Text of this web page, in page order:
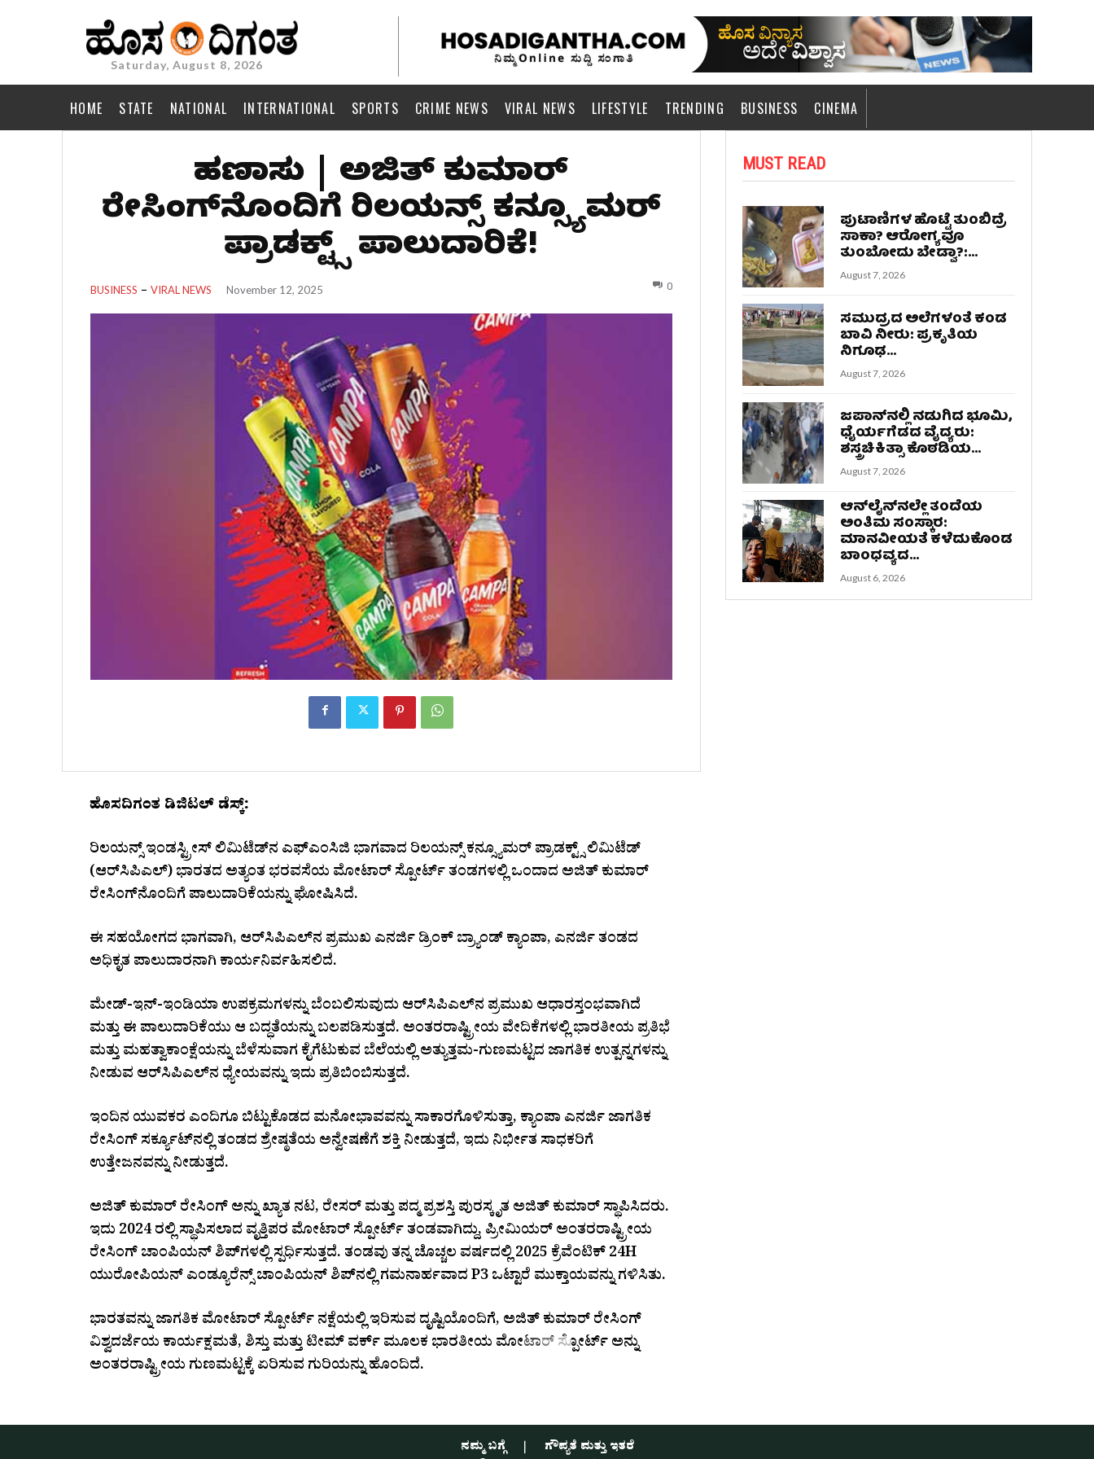
Saturday, August 8, 2026
HOME STATE NATIONAL INTERNATIONAL SPORTS CRIME NEWS VIRAL NEWS LIFESTYLE TRENDING BUSINESS CINEMA
ಹಣಕಾಸು | ಅಜಿತ್ ಕುಮಾರ್
ರೇಸಿಂಗ್‌ನೊಂದಿಗೆ ರಿಲಯನ್ಸ್ ಕನ್ಸ್ಯೂಮರ್
ಪ್ರಾಡಕ್ಟ್ಸ್ ಪಾಲುದಾರಿಕೆ!
BUSINESS VIRAL NEWS November 12, 2025 0
ಹೊಸದಿಗಂತ ಡಿಜಿಟಲ್ ಡೆಸ್ಕ್:
ರಿಲಯನ್ಸ್ ಇಂಡಸ್ಟ್ರೀಸ್ ಲಿಮಿಟೆಡ್‌ನ ಎಫ್‌ಎಂಸಿಜಿ ಭಾಗವಾದ ರಿಲಯನ್ಸ್ ಕನ್ಸ್ಯೂಮರ್ ಪ್ರಾಡಕ್ಟ್ಸ್ ಲಿಮಿಟೆಡ್
(ಆರ್‌ಸಿಪಿಎಲ್) ಭಾರತದ ಅತ್ಯಂತ ಭರವಸೆಯ ಮೋಟಾರ್ ಸ್ಪೋರ್ಟ್ ತಂಡಗಳಲ್ಲಿ ಒಂದಾದ ಅಜಿತ್ ಕುಮಾರ್
ರೇಸಿಂಗ್‌ನೊಂದಿಗೆ ಪಾಲುದಾರಿಕೆಯನ್ನು ಘೋಷಿಸಿದೆ.
ಈ ಸಹಯೋಗದ ಭಾಗವಾಗಿ, ಆರ್‌ಸಿಪಿಎಲ್‌ನ ಪ್ರಮುಖ ಎನರ್ಜಿ ಡ್ರಿಂಕ್ ಬ್ರ್ಯಾಂಡ್ ಕ್ಯಾಂಪಾ, ಎನರ್ಜಿ ತಂಡದ
ಅಧಿಕೃತ ಪಾಲುದಾರನಾಗಿ ಕಾರ್ಯನಿರ್ವಹಿಸಲಿದೆ.
ಮೇಡ್-ಇನ್-ಇಂಡಿಯಾ ಉಪಕ್ರಮಗಳನ್ನು ಬೆಂಬಲಿಸುವುದು ಆರ್‌ಸಿಪಿಎಲ್‌ನ ಪ್ರಮುಖ ಆಧಾರಸ್ತಂಭವಾಗಿದೆ
ಮತ್ತು ಈ ಪಾಲುದಾರಿಕೆಯು ಆ ಬದ್ಧತೆಯನ್ನು ಬಲಪಡಿಸುತ್ತದೆ. ಅಂತರರಾಷ್ಟ್ರೀಯ ವೇದಿಕೆಗಳಲ್ಲಿ ಭಾರತೀಯ ಪ್ರತಿಭೆ
ಮತ್ತು ಮಹತ್ವಾಕಾಂಕ್ಷೆಯನ್ನು ಬೆಳೆಸುವಾಗ ಕೈಗೆಟುಕುವ ಬೆಲೆಯಲ್ಲಿ ಅತ್ಯುತ್ತಮ-ಗುಣಮಟ್ಟದ ಜಾಗತಿಕ ಉತ್ಪನ್ನಗಳನ್ನು
ನೀಡುವ ಆರ್‌ಸಿಪಿಎಲ್‌ನ ಧ್ಯೇಯವನ್ನು ಇದು ಪ್ರತಿಬಿಂಬಿಸುತ್ತದೆ.
ಇಂದಿನ ಯುವಕರ ಎಂದಿಗೂ ಬಿಟ್ಟುಕೊಡದ ಮನೋಭಾವವನ್ನು ಸಾಕಾರಗೊಳಿಸುತ್ತಾ, ಕ್ಯಾಂಪಾ ಎನರ್ಜಿ ಜಾಗತಿಕ
ರೇಸಿಂಗ್ ಸರ್ಕ್ಯೂಟ್‌ನಲ್ಲಿ ತಂಡದ ಶ್ರೇಷ್ಠತೆಯ ಅನ್ವೇಷಣೆಗೆ ಶಕ್ತಿ ನೀಡುತ್ತದೆ, ಇದು ನಿರ್ಭೀತ ಸಾಧಕರಿಗೆ
ಉತ್ತೇಜನವನ್ನು ನೀಡುತ್ತದೆ.
ಅಜಿತ್ ಕುಮಾರ್ ರೇಸಿಂಗ್ ಅನ್ನು ಖ್ಯಾತ ನಟ, ರೇಸರ್ ಮತ್ತು ಪದ್ಮ ಪ್ರಶಸ್ತಿ ಪುರಸ್ಕೃತ ಅಜಿತ್ ಕುಮಾರ್ ಸ್ಥಾಪಿಸಿದರು.
ಇದು 2024 ರಲ್ಲಿ ಸ್ಥಾಪಿಸಲಾದ ವೃತ್ತಿಪರ ಮೋಟಾರ್ ಸ್ಪೋರ್ಟ್ ತಂಡವಾಗಿದ್ದು, ಪ್ರೀಮಿಯರ್ ಅಂತರರಾಷ್ಟ್ರೀಯ
ರೇಸಿಂಗ್ ಚಾಂಪಿಯನ್ ಶಿಪ್‌ಗಳಲ್ಲಿ ಸ್ಪರ್ಧಿಸುತ್ತದೆ. ತಂಡವು ತನ್ನ ಚೊಚ್ಚಲ ವರ್ಷದಲ್ಲಿ 2025 ಕ್ರೆವೆಂಟಿಕ್ 24H
ಯುರೋಪಿಯನ್ ಎಂಡ್ಯೂರೆನ್ಸ್ ಚಾಂಪಿಯನ್ ಶಿಪ್‌ನಲ್ಲಿ ಗಮನಾರ್ಹವಾದ P3 ಒಟ್ಟಾರೆ ಮುಕ್ತಾಯವನ್ನು ಗಳಿಸಿತು.
ಭಾರತವನ್ನು ಜಾಗತಿಕ ಮೋಟಾರ್ ಸ್ಪೋರ್ಟ್ ನಕ್ಷೆಯಲ್ಲಿ ಇರಿಸುವ ದೃಷ್ಟಿಯೊಂದಿಗೆ, ಅಜಿತ್ ಕುಮಾರ್ ರೇಸಿಂಗ್
ವಿಶ್ವದರ್ಜೆಯ ಕಾರ್ಯಕ್ಷಮತೆ, ಶಿಸ್ತು ಮತ್ತು ಟೀಮ್ ವರ್ಕ್ ಮೂಲಕ ಭಾರತೀಯ ಮೋಟಾರ್ ಸ್ಪೋರ್ಟ್ ಅನ್ನು
ಅಂತರರಾಷ್ಟ್ರೀಯ ಗುಣಮಟ್ಟಕ್ಕೆ ಏರಿಸುವ ಗುರಿಯನ್ನು ಹೊಂದಿದೆ.
MUST READ
ಪುಟಾಣಿಗಳ ಹೊಟ್ಟೆ ತುಂಬಿದ್ರೆ
ಸಾಕಾ? ಆರೋಗ್ಯವೂ
ತುಂಬೋದು ಬೇಡ್ವಾ?:...
August 7, 2026
ಸಮುದ್ರದ ಅಲೆಗಳಂತೆ ಕಂಡ
ಬಾವಿ ನೀರು: ಪ್ರಕೃತಿಯ
ನಿಗೂಢ...
August 7, 2026
ಜಪಾನ್‌ನಲ್ಲಿ ನಡುಗಿದ ಭೂಮಿ,
ಧೈರ್ಯಗೆಡದ ವೈದ್ಯರು:
ಶಸ್ತ್ರಚಿಕಿತ್ಸಾ ಕೊಠಡಿಯ...
August 7, 2026
ಆನ್‌ಲೈನ್‌ನಲ್ಲೇ ತಂದೆಯ
ಅಂತಿಮ ಸಂಸ್ಕಾರ:
ಮಾನವೀಯತೆ ಕಳೆದುಕೊಂಡ
ಬಾಂಧವ್ಯದ...
August 6, 2026
ನಮ್ಮ ಬಗ್ಗೆ ಗೌಪ್ಯತೆ ಮತ್ತು ಇತರೆ